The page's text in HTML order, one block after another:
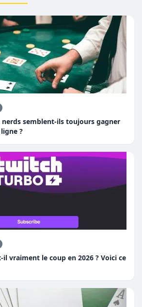
semblent-ils toujours gagner
?
vraiment le coup en 2026 ? Voici ce